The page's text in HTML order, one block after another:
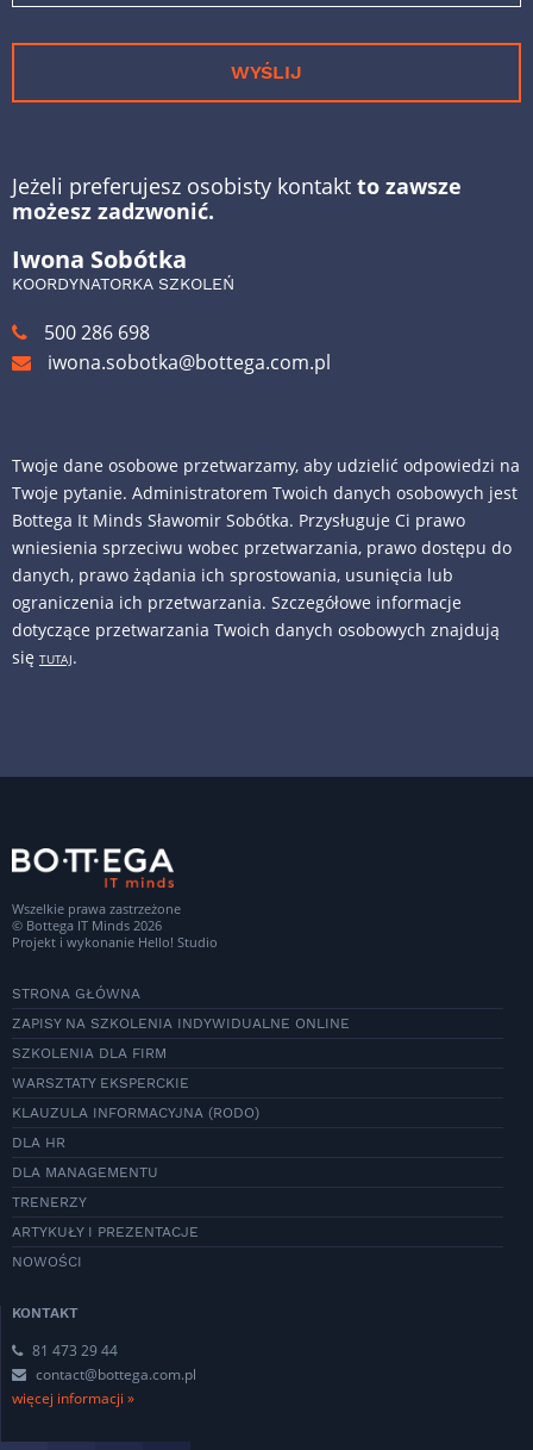
WYŚLIJ
Jeżeli preferujesz osobisty kontakt to zawsze
możesz zadzwonić.
Iwona Sobótka
KOORDYNATORKA SZKOLEŃ
500 286 698
iwona.sobotka@bottega.com.pl
Twoje dane osobowe przetwarzamy, aby udzielić odpowiedzi na
Twoje pytanie. Administratorem Twoich danych osobowych jest
Bottega It Minds Sławomir Sobótka. Przysługuje Ci prawo
wniesienia sprzeciwu wobec przetwarzania, prawo dostępu do
danych, prawo żądania ich sprostowania, usunięcia lub
ograniczenia ich przetwarzania. Szczegółowe informacje
dotyczące przetwarzania Twoich danych osobowych znajdują
się TUTAJ.
Wszelkie prawa zastrzeżone
© Bottega IT Minds 2026
Projekt i wykonanie Hello! Studio
STRONA GŁÓWNA
ZAPISY NA SZKOLENIA INDYWIDUALNE ONLINE
SZKOLENIA DLA FIRM
WARSZTATY EKSPERCKIE
KLAUZULA INFORMACYJNA (RODO)
DLA HR
DLA MANAGEMENTU
TRENERZY
ARTYKUŁY I PREZENTACJE
NOWOŚCI
KONTAKT
81 473 29 44
contact@bottega.com.pl
więcej informacji »